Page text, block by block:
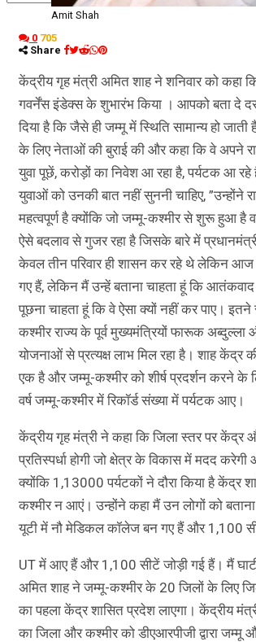
Amit Shah
0 705
Share
केंद्रीय गृह मंत्री अमित शाह ने शनिवार को
गवर्नेंस इंडेक्स के शुभारंभ किया । आपको बता दे
दिया है कि जैसे ही जम्मू में स्थिति सामान्य हो
के लिए नेताओं की बुराई की और कहा कि वे अपने
युवा पूछें, करोड़ों का निवेश आ रहा है, पर्यटक आ
युवाओं को उनकी बात नहीं सुननी चाहिए,
महत्वपूर्ण है क्योंकि जो जम्मू-कश्मीर से शुरू हुआ है
ऐसे बदलाव से गुजर रहा है जिसके बारे में
केवल तीन परिवार ही शासन कर रहे थे लेकिन आज
गए हैं, लेकिन मैं उन्हें बताना चाहता हूं कि
पूछना चाहता हूं कि वे ऐसा क्यों नहीं कर पाए।
कश्मीर राज्य के पूर्व मुख्यमंत्रियों फारूक
योजनाओं से प्रत्यक्ष लाभ मिल रहा है। शाह केंद्र
एक है और जम्मू-कश्मीर को शीर्ष प्रदर्शन करने के
वर्ष जम्मू-कश्मीर में रिकॉर्ड संख्या में पर्यटक आए।
केंद्रीय गृह मंत्री ने कहा कि जिला स्तर पर केंद्र
प्रतिस्पर्धा होगी जो क्षेत्र के विकास में मदद
क्योंकि 1,13000 पर्यटकों ने दौरा किया है केंद्र
कश्मीर न आएं। उन्होंने कहा मैं उन लोगों को
यूटी में नौ मेडिकल कॉलेज बन गए हैं और 1,100
UT में आए हैं और 1,100 सीटें जोड़ी गई हैं। मैं
अमित शाह ने जम्मू-कश्मीर के 20 जिलों के लिए
का पहला केंद्र शासित प्रदेश लाएगा। केंद्रीय
का जिला और कश्मीर को डीएआरपीजी द्वारा